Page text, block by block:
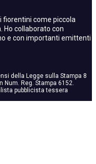
fiorentini come piccola
Ho collaborato con
e con importanti emittenti
della Legge sulla Stampa 8
Num. Reg. Stampa 6152.
pubblicista tessera